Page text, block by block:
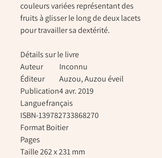
couleurs variées représentant des
fruits à glisser le long de deux lacets
pour travailler sa dextérité.
Détails sur le livre
Auteur
Inconnu
Éditeur
Auzou, Auzou éveil
Publication4 avr. 2019
Languefrançais
ISBN-139782733868270
FormatBoitier
Pages
Taille262 x 231 mm